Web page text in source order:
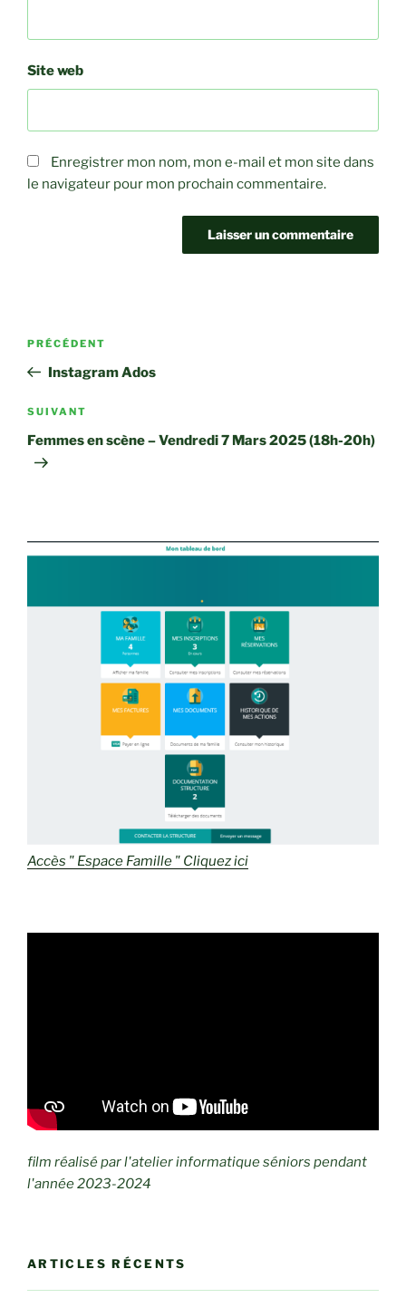
Site web
Enregistrer mon nom, mon e-mail et mon site dans
le navigateur pour mon prochain commentaire.
Navigation
l’article
Article
précédent
PRÉCÉDENT
Instagram Ados
Article
suivant
SUIVANT
Femmes en scène – Vendredi 7 Mars 2025 (18h-20h)
Accès " Espace Famille " Cliquez ici
film réalisé par l'atelier informatique séniors pendant
l'année 2023-2024
ARTICLES RÉCENTS